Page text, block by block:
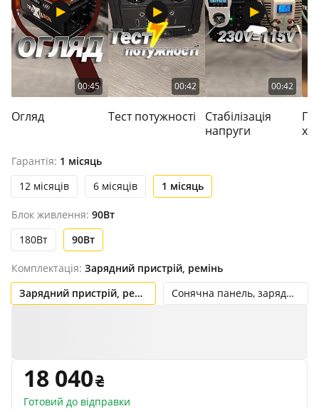
00:45
Огляд
00:42
Тест потужності
00:42
Стабілізація
напруги
Гарантія: 1 місяць
12 місяців
6 місяців 1 місяць
Блок живлення: 90Вт
180Вт
90Вт
Комплектація: Зарядний пристрій, ремінь
Зарядний пристрій, ремінь
Сонячна панель, зарядний пристрій, ремінь
18 040
Готовий до відправки